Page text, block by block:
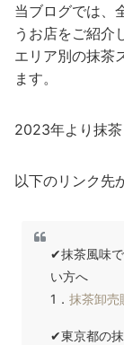
当ブログでは、
うお店をご紹介
エリア別の抹茶
ます。
2023年より抹茶
以下のリンク先
✔抹茶風味
い方へ
1． 抹茶卸
✔東京都の